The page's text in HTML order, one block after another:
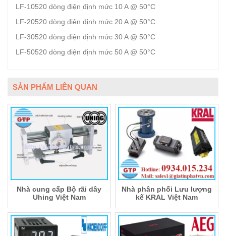
LF-10520 dòng điện định mức 10 A @ 50°C
LF-20520 dòng điện định mức 20 A @ 50°C
LF-30520 dòng điện định mức 30 A @ 50°C
LF-50520 dòng điện định mức 50 A @ 50°C
SẢN PHẨM LIÊN QUAN
Nhà cung cấp Bộ rãi dây
Uhing Việt Nam
Nhà phân phối Lưu lượng
kế KRAL Việt Nam